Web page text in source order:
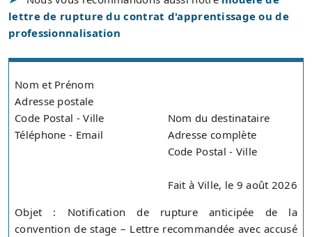
lettre de rupture du contrat d'apprentissage ou de
professionnalisation
Nom et Prénom
Adresse postale
Code Postal - Ville
Téléphone - Email
Nom du destinataire
Adresse complète
Code Postal - Ville
Fait à Ville, le 9 août 2026
Objet : Notification de rupture anticipée de la
convention de stage – Lettre recommandée avec accusé